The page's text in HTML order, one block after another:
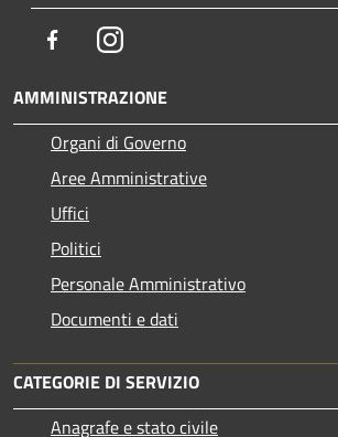
FacebookInstagram
AMMINISTRAZIONE
Organi di Governo
Aree Amministrative
Uffici
Politici
Personale Amministrativo
Documenti e dati
CATEGORIE DI SERVIZIO
Anagrafe e stato civile